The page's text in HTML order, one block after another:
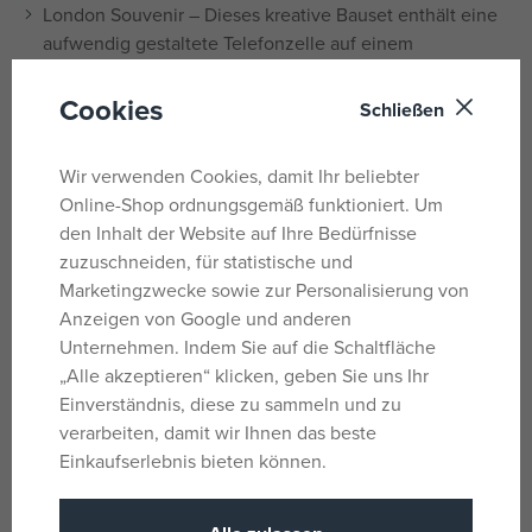
London Souvenir – Dieses kreative Bauset enthält eine
aufwendig gestaltete Telefonzelle auf einem
Blumenampeln, Blumentöpfe und einen Zaun mit
Straßenschildern.
legendäre Wählscheibentelefon oder ein Telefon im
90er-Jahre-Stil mit Aufklebern.
Baubare Dekoration für Zuhause und Büro – Drücke den
Knopf auf dem Dach der Kabine, um den LEGO®
Leuchtstein im Inneren zu aktivieren und den Zaun als
Handyhalterung zu verwenden.
Ein nostalgisches Geschenk für Erwachsene – Gönnen
Sie sich dieses LEGO® Ideas Set oder verschenken Sie
es zum Geburtstag an einen Liebhaber britischer Kultur,
Reisen oder Geschichte.
Schritt-für-Schritt-Anleitung – Enthält ein Booklet mit
Interviews eines Fan-Designers und eines LEGO®-
Cookies Schließen
Wir verwenden Cookies, damit Ihr beliebter
Online-Shop ordnungsgemäß funktioniert. Um
den Inhalt der Website auf Ihre Bedürfnisse
zuzuschneiden, für statistische und
Marketingzwecke sowie zur Personalisierung von
Anzeigen von Google und anderen
Unternehmen. Indem Sie auf die Schaltfläche
„Alle akzeptieren“ klicken, geben Sie uns Ihr
Einverständnis, diese zu sammeln und zu
verarbeiten, damit wir Ihnen das beste
Einkaufserlebnis bieten können.